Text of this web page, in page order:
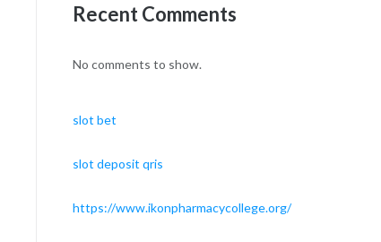
Recent Comments
No comments to show.
slot bet
slot deposit qris
https://www.ikonpharmacycollege.org/